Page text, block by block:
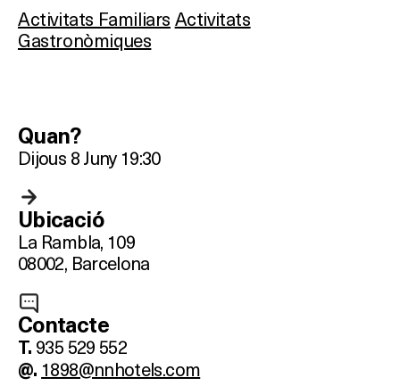
Activitats Familiars Activitats
Gastronòmiques
Quan?
Dijous 8 Juny 19:30
Ubicació
La Rambla, 109
08002, Barcelona
Contacte
T. 935 529 552
@. 1898@nnhotels.com